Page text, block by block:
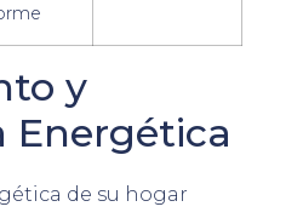
y
Energética
de su hogar